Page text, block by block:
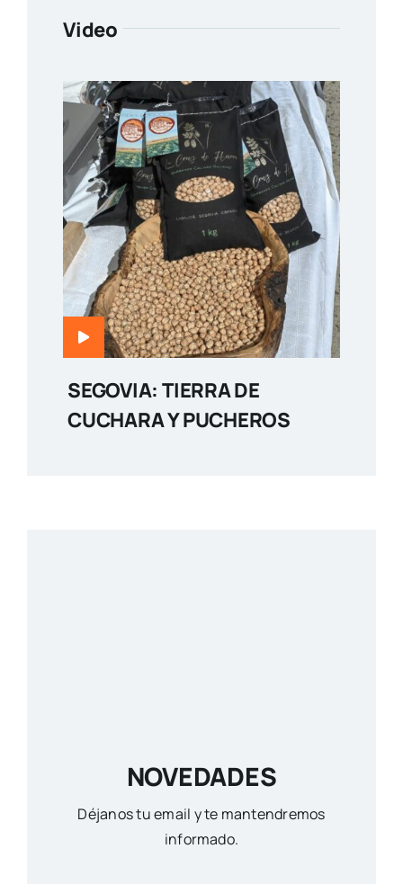
Video
SEGOVIA: TIERRA DE
CUCHARA Y PUCHEROS
NOVEDADES
Déjanos tu email y te mantendremos
informado.